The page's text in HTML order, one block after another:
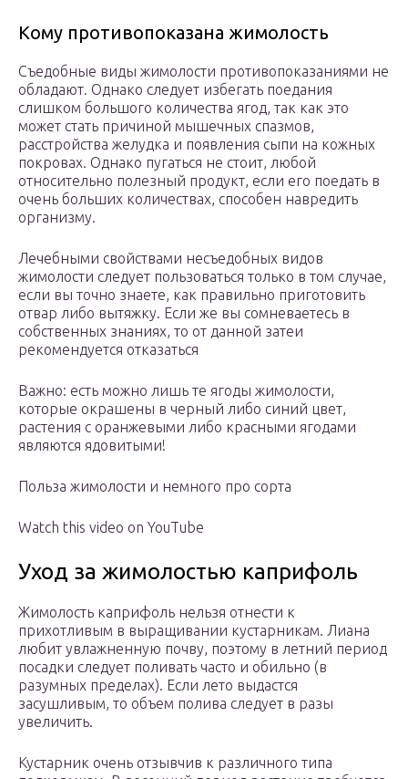
Кому противопоказана жимолость
Съедобные виды жимолости противопоказаниями не
обладают. Однако следует избегать поедания
слишком большого количества ягод, так как это
может стать причиной мышечных спазмов,
расстройства желудка и появления сыпи на кожных
покровах. Однако пугаться не стоит, любой
относительно полезный продукт, если его поедать в
очень больших количествах, способен навредить
организму.
Лечебными свойствами несъедобных видов
жимолости следует пользоваться только в том случае,
если вы точно знаете, как правильно приготовить
отвар либо вытяжку. Если же вы сомневаетесь в
собственных знаниях, то от данной затеи
рекомендуется отказаться
Важно: есть можно лишь те ягоды жимолости,
которые окрашены в черный либо синий цвет,
растения с оранжевыми либо красными ягодами
являются ядовитыми!
Польза жимолости и немного про сорта
Watch this video on YouTube
Уход за жимолостью каприфоль
Жимолость каприфоль нельзя отнести к
прихотливым в выращивании кустарникам. Лиана
любит увлажненную почву, поэтому в летний период
посадки следует поливать часто и обильно (в
разумных пределах). Если лето выдастся
засушливым, то объем полива следует в разы
увеличить.
Кустарник очень отзывчив к различного типа